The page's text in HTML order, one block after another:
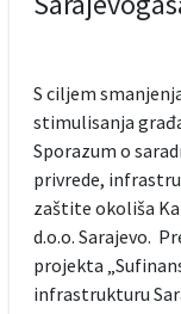
S ciljem
stimulisanja
Sporazum o
privrede,
zaštite okoliša
d.o.o. Sarajevo.
projekta
infrastrukturu